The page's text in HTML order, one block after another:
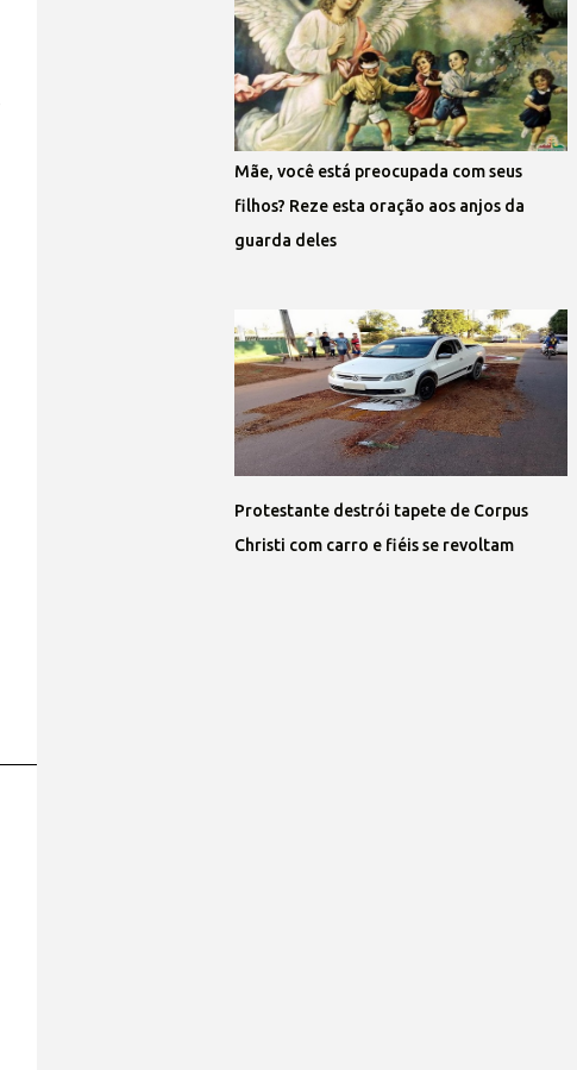
Mãe, você está preocupada com seus
filhos? Reze esta oração aos anjos da
guarda deles
Protestante destrói tapete de Corpus
Christi com carro e fiéis se revoltam